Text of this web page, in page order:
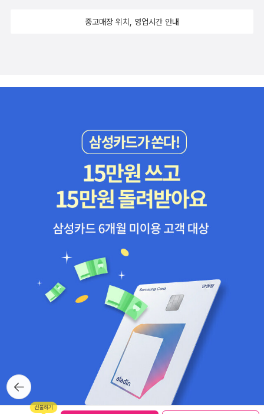
amona and Her Father : Beverly Cleary Anpao: An America
뒤로가
기
중고매장 위치, 영업시간 안내